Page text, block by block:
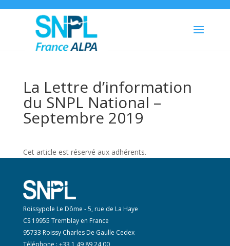
La Lettre d’information
du SNPL National –
Septembre 2019
Cet article est réservé aux adhérents.
Roissypole Le Dôme - 5, rue de La Haye
CS 19955 Tremblay en France
95733 Roissy Charles De Gaulle Cedex
Téléphone : +33 1 49 89 24 00